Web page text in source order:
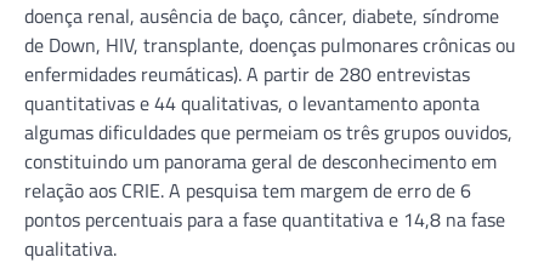
doença renal, ausência de baço, câncer, diabete, síndrome
de Down, HIV, transplante, doenças pulmonares crônicas ou
enfermidades reumáticas). A partir de 280 entrevistas
quantitativas e 44 qualitativas, o levantamento aponta
algumas dificuldades que permeiam os três grupos ouvidos,
constituindo um panorama geral de desconhecimento em
relação aos CRIE. A pesquisa tem margem de erro de 6
pontos percentuais para a fase quantitativa e 14,8 na fase
qualitativa.